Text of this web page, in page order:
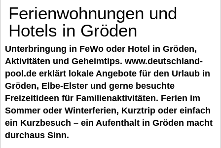
Ferienwohnungen und
Hotels in Gröden
Unterbringung in FeWo oder Hotel in Gröden,
Aktivitäten und Geheimtips. www.deutschland-
pool.de erklärt lokale Angebote für den Urlaub in
Gröden, Elbe-Elster und gerne besuchte
Freizeitideen für Familienaktivitäten. Ferien im
Sommer oder Winterferien, Kurztrip oder einfach
ein Kurzbesuch – ein Aufenthalt in Gröden macht
durchaus Sinn.